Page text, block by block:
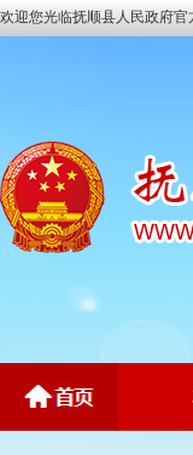
欢迎您光临抚顺县人民政府官